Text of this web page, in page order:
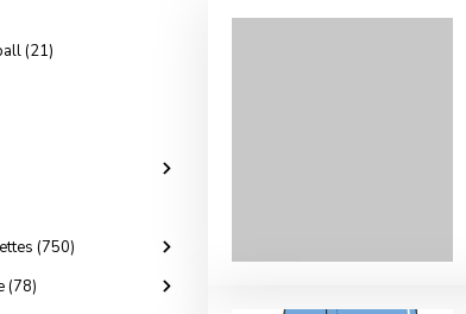
(21)
(750)
(78)